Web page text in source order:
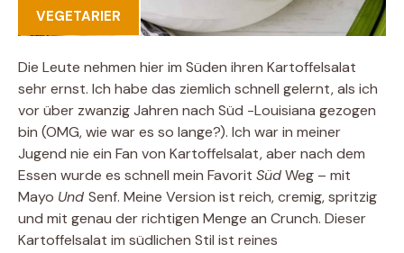
VEGETARIER
Die Leute nehmen hier im Süden ihren Kartoffelsalat
sehr ernst. Ich habe das ziemlich schnell gelernt, als ich
vor über zwanzig Jahren nach Süd -Louisiana gezogen
bin (OMG, wie war es so lange?). Ich war in meiner
Jugend nie ein Fan von Kartoffelsalat, aber nach dem
Essen wurde es schnell mein Favorit SüdWeg – mit
Mayo Und Senf. Meine Version ist reich, cremig, spritzig
und mit genau der richtigen Menge an Crunch. Dieser
Kartoffelsalat im südlichen Stil ist reines